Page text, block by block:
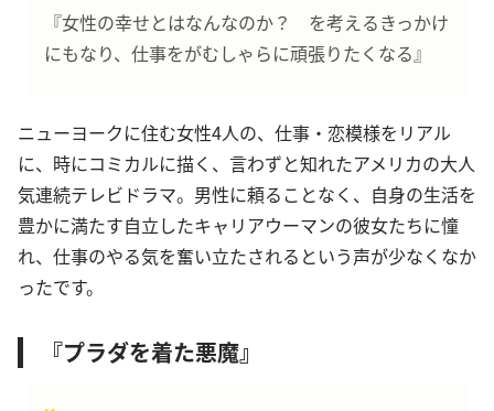
『女性の幸せとはなんなのか？ を考えるきっかけ
にもなり、仕事をがむしゃらに頑張りたくなる』
ニューヨークに住む女性4人の、仕事・恋模様をリアル
に、時にコミカルに描く、言わずと知れたアメリカの大人
気連続テレビドラマ。男性に頼ることなく、自身の生活を
豊かに満たす自立したキャリアウーマンの彼女たちに憧
れ、仕事のやる気を奮い立たされるという声が少なくなか
ったです。
『プラダを着た悪魔』